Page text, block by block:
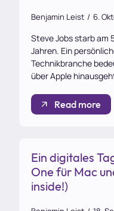
Benjamin Leist 6.
Steve Jobs starb am
Jahren. Ein
Technikbranche
über Apple
Read more
Ein digitales
One für Mac
inside!)